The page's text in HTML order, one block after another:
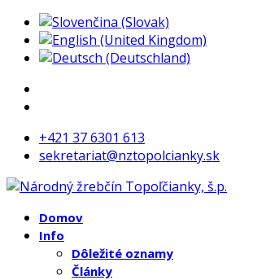
+421 37 6301 613
sekretariat@nztopolcianky.sk
Domov
Info
Dôležité oznamy
Články